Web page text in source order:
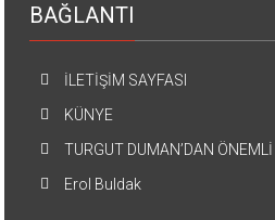
BAĞLANTI
İLETİŞİM SAYFASI
KÜNYE
TURGUT DUMAN’DAN
Erol Buldak